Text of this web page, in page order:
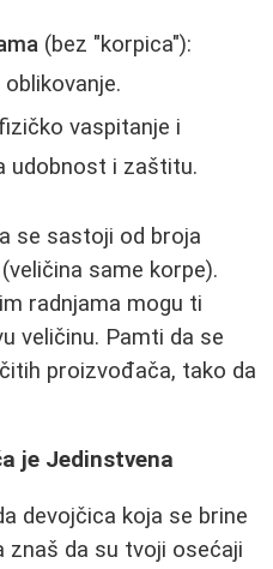
(bez "korpica"):
vaspitanje i
udobnost i zaštitu.
se sastoji od broja
same korpe).
radnjama mogu ti
veličinu. Pamti da se
proizvođača, tako da
je Jedinstvena
devojčica koja se brine
znaš da su tvoji osećaji